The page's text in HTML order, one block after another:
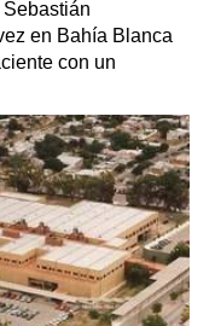
en Bahía Blanca
con un